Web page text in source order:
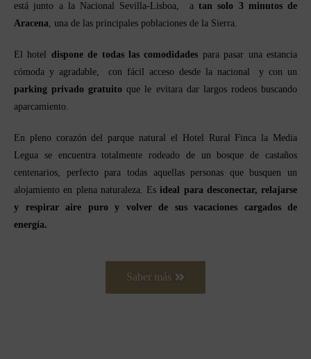
está junto a la Nacional Sevilla-Lisboa, a tan solo 3 minutos de
Aracena, una de las principales poblaciones de la Sierra.
El hotel dispone de todas las comodidades para pasar una estancia
cómoda y agradable, con fácil acceso desde la nacional y con un
parking privado gratuito que le evitara dar largos rodeos buscando
aparcamiento.
En pleno corazón del parque natural el Hotel Rural Finca la Media
Legua se encuentra totalmente rodeado de un bosque de castaños
centenarios, perfecto para todas aquellas personas que busquen un
alojamiento en plena naturaleza. Esideal para desconectar, relajarse
y respirar aire puro y volver de sus vacaciones cargados de
energía.
Saber más